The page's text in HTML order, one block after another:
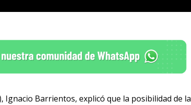
Ignacio Barrientos, explicó que la posibilidad de la